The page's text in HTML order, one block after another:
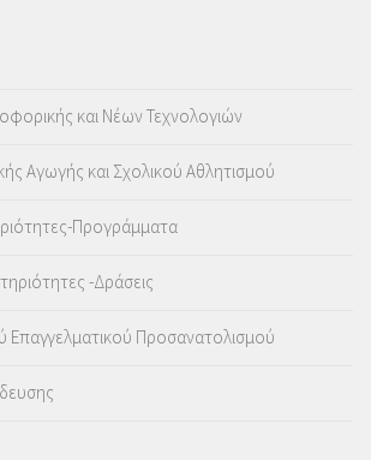
και Νέων Τεχνολογιών
Αγωγής και Σχολικού Αθλητισμού
Προγράμματα
-Δράσεις
Επαγγελματικού Προσανατολισμού